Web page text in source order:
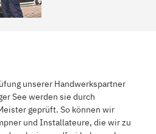
unserer Handwerkspartner
See werden sie durch
geprüft. So können wir
und Installateure, die wir zu